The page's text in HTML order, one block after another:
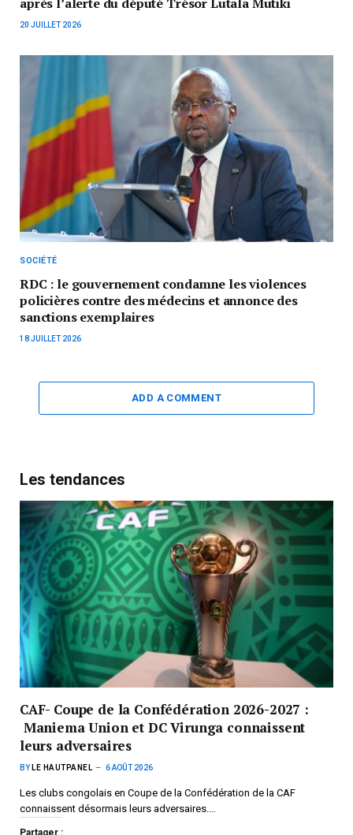
20 JUILLET 2026
SOCIÉTÉ
RDC : le gouvernement condamne les violences
policières contre des médecins et annonce des
sanctions exemplaires
18 JUILLET 2026
ADD A COMMENT
Les tendances
CAF- Coupe de la Confédération 2026-2027 :
Maniema Union et DC Virunga connaissent
leurs adversaires
BY LE HAUTPANEL 6 AOÛT 2026
Les clubs congolais en Coupe de la Confédération de la CAF
connaissent désormais leurs adversaires.…
Partager :